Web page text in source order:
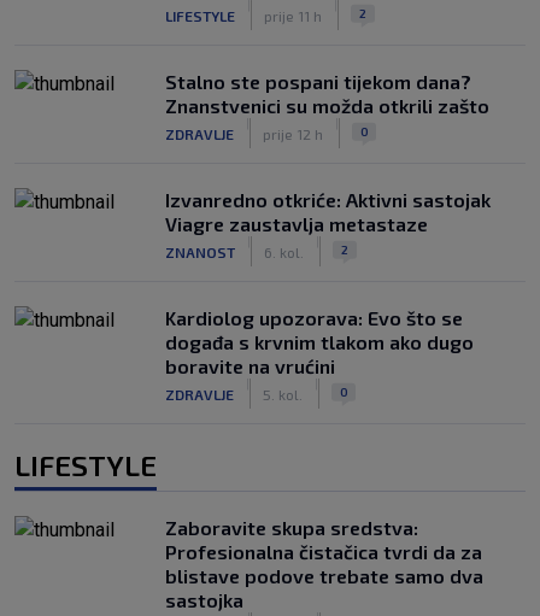
LIFESTYLE prije 11 h 2
Stalno ste pospani tijekom dana?
Znanstvenici su možda otkrili zašto
ZDRAVLJE prije 12 h 0
Izvanredno otkriće: Aktivni sastojak
Viagre zaustavlja metastaze
ZNANOST 6. kol. 2
Kardiolog upozorava: Evo što se
događa s krvnim tlakom ako dugo
boravite na vrućini
ZDRAVLJE 5. kol. 0
LIFESTYLE
Zaboravite skupa sredstva:
Profesionalna čistačica tvrdi da za
blistave podove trebate samo dva
sastojka